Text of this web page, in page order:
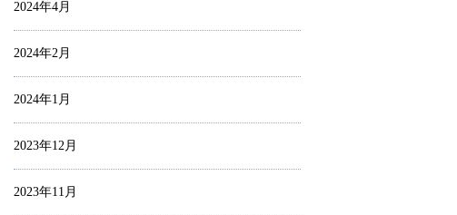
2024年4月
2024年2月
2024年1月
2023年12月
2023年11月